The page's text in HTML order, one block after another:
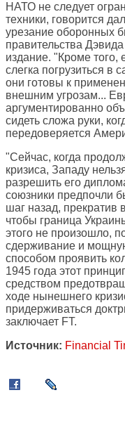
НАТО не следует
техники, говорится
урезание оборонных
правительства
издание. "Кроме
слегка погрузиться в
они готовы к
внешним угрозам...
аргументированно
сидеть сложа руки,
передоверяется
"Сейчас, когда
кризиса, Западу
разрешить его
союзники предпочли
шаг назад, прекратив
чтобы граница
этого не произошло,
сдерживание и
способом проявить
1945 года этот
средством
ходе нынешнего
придерживаться
заключает FT.
Источник: Financial